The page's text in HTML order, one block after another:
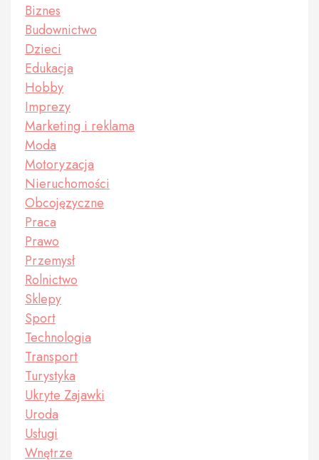
Biznes
Budownictwo
Dzieci
Edukacja
Hobby
Imprezy
Marketing i reklama
Moda
Motoryzacja
Nieruchomości
Obcojęzyczne
Praca
Prawo
Przemysł
Rolnictwo
Sklepy
Sport
Technologia
Transport
Turystyka
Ukryte Zajawki
Uroda
Usługi
Wnętrze